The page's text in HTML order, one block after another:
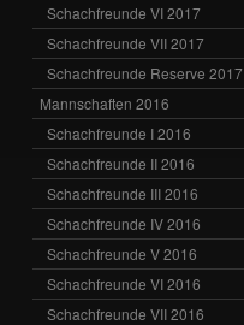
Schachfreunde VI 2017
Schachfreunde VII 2017
Schachfreunde Reserve 2017
Mannschaften 2016
Schachfreunde I 2016
Schachfreunde II 2016
Schachfreunde III 2016
Schachfreunde IV 2016
Schachfreunde V 2016
Schachfreunde VI 2016
Schachfreunde VII 2016